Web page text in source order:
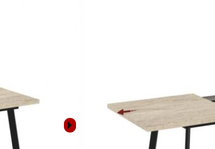
РАЗМЕРИ
РАЗНОС И МОНТАЖ